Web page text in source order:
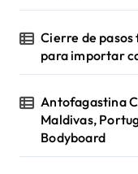
Cierre de
para importar
Antofagastina
Maldivas,
Bodyboard